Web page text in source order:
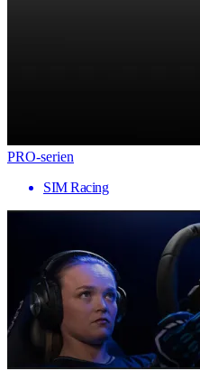
PRO-serien
SIM Racing